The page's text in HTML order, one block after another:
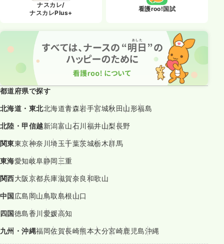
ナスカレ/
ナスカレPlus+
看護roo!国試
都道府県で探す
北海道・東北北海道青森岩手宮城秋田山形福島
北陸・甲信越新潟富山石川福井山梨長野
関東東京神奈川埼玉千葉茨城栃木群馬
東海愛知岐阜静岡三重
関西大阪京都兵庫滋賀奈良和歌山
中国広島岡山鳥取島根山口
四国徳島香川愛媛高知
九州・沖縄福岡佐賀長崎熊本大分宮崎鹿児島沖縄